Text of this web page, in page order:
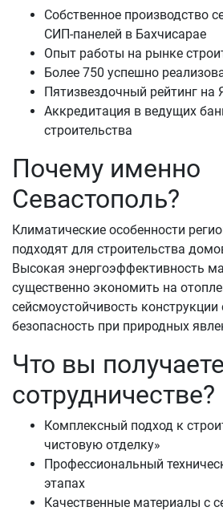
Собственное производство
СИП-панелей в Бахчисарае
Опыт работы на рынке
Более 750 успешно
Пятизвездочный рейтинг на
Аккредитация в ведущих
строительства
Почему именно
Севастополь?
Климатические особенности
подходят для строительства
Высокая энергоэффективность
существенно экономить на
сейсмоустойчивость конструкции
безопасность при природных
Что вы
сотрудничестве?
Комплексный подход к
чистовую отделку»
Профессиональный
этапах
Качественные материалы с